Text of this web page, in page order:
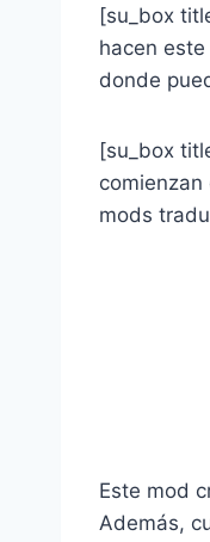
[su_box
hacen
donde
[su_box
mods
Este mod
Además,